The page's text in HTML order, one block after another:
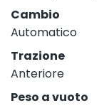
Cambio
Automatico
Trazione
Anteriore
Peso a vuoto